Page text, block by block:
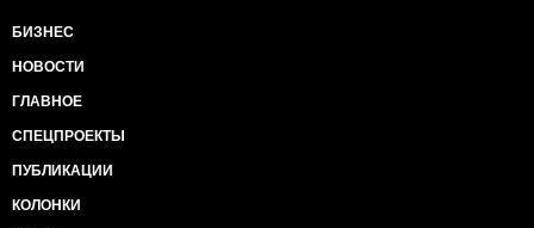
БИЗНЕС
НОВОСТИ
ГЛАВНОЕ
СПЕЦПРОЕКТЫ
ПУБЛИКАЦИИ
КОЛОНКИ